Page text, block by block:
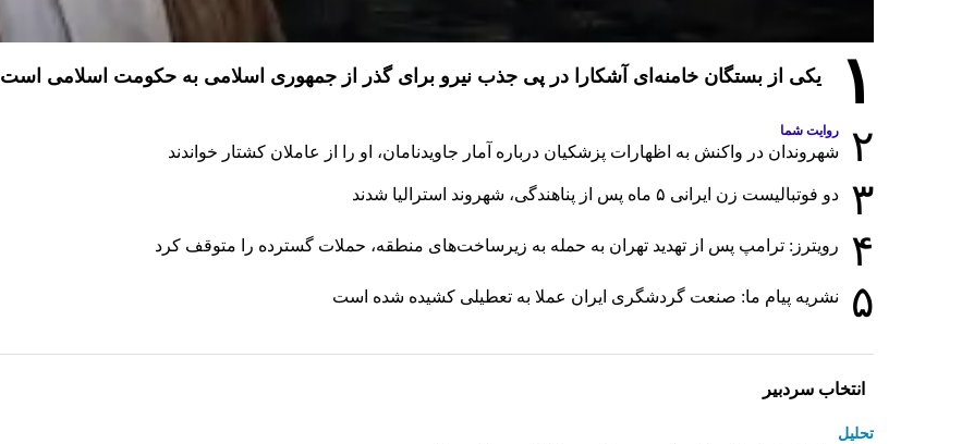
۱ یکی از بستگان خامنه‌ای آشکارا در پی جذب نیرو برای گذر از جمهوری اسلامی به حکومت اسلامی است
۲ روایت شما
شهروندان در واکنش به اظهارات پزشکیان درباره آمار جاویدنامان، او را از عاملان کشتار خواندند
۳ دو فوتبالیست زن ایرانی ۵ ماه پس از پناهندگی، شهروند استرالیا شدند
۴ رویترز: ترامپ پس از تهدید تهران به حمله به زیرساخت‌های منطقه، حملات گسترده را متوقف کرد
۵ نشریه پیام ما: صنعت گردشگری ایران عملا به تعطیلی کشیده شده است
انتخاب سردبیر
تحلیل